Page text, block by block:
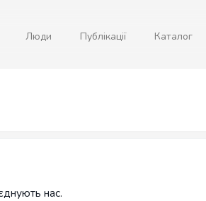
Люди Публікації Каталог
нас.